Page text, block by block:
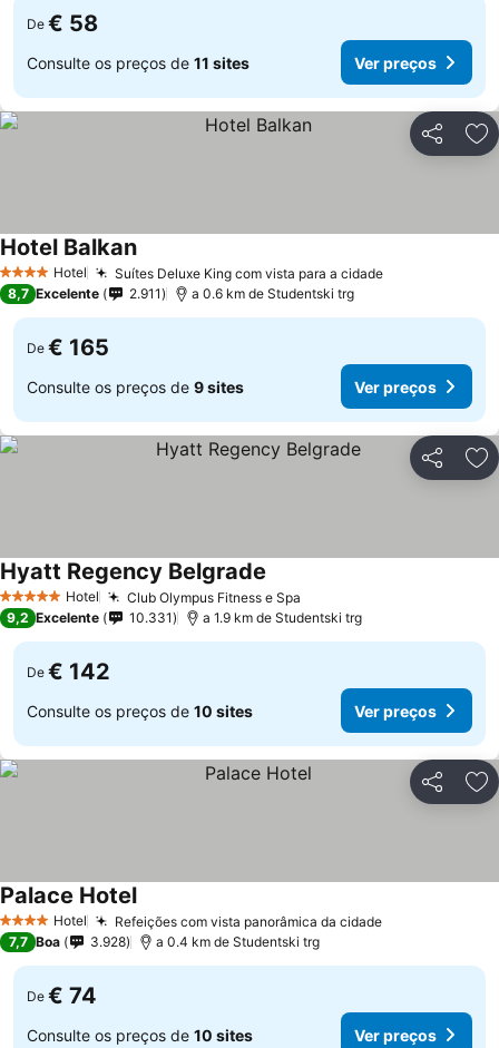
De € 58
Consulte os preços de 11 sites Ver preços
Partilhar
4 EstrelasHotel Suítes Deluxe King com vista para a cidadeVer preços
Hotel BalkanVer preços
8,7 Excelente 2.911 a 0.6 km de Studentski trg
De € 165
Consulte os preços de 9 sites Ver preços
Partilhar
5 Estrelas Hotel Club Olympus Fitness e Spa
Hyatt Regency Belgrade
9,2 Excelente 10.331 a 1.9 km de Studentski trg
De € 142
Consulte os preços de 10 sites Ver preços
Partilhar
4 EstrelasHotel Refeições com vista panorâmica da cidadeVer preços
Palace HotelVer preços
7,7 Boa 3.928 a 0.4 km de Studentski trg
De € 74
Consulte os preços de 10 sites Ver preços